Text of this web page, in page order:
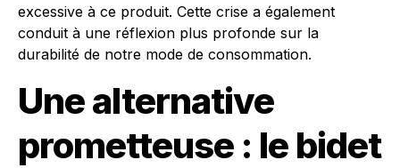
excessive à ce produit. Cette crise a également
conduit à une réflexion plus profonde sur la
durabilité de notre mode de consommation.
Une alternative
prometteuse : le bidet